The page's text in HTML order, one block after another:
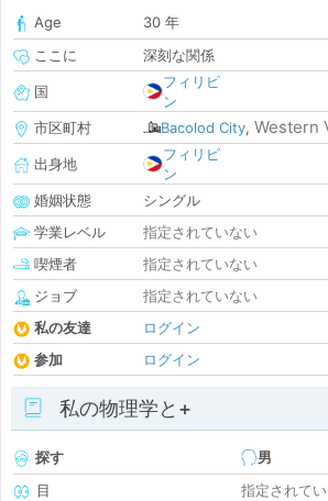
Age
30 年
ここに
深刻な関係
国
フィリピ
ン
市区町村
Bacolod City, Western
出身地
フィリピ
ン
婚姻状態
シングル
学業レベル
指定されていない
喫煙者
指定されていない
ジョブ
指定されていない
私の友達
ログイン
参加
ログイン
私の物理学と+
探す
男
目
指定されて